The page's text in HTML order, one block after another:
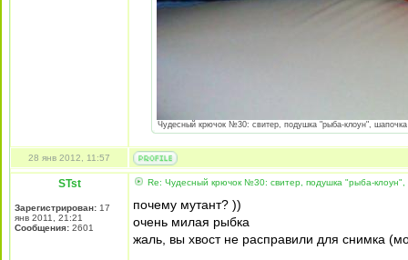
Чудесный крючок №30: свитер, подушка "рыба-клоун",
28 янв 2012, 11:57
STst
Зарегистрирован: 17
янв 2011, 21:21
Сообщения: 2601
Re: Чудесный крючок №30: свитер, подушка "рыба-клоун",
почему мутант? ))
очень милая рыбка
жаль, вы хвост не расправили для снимка